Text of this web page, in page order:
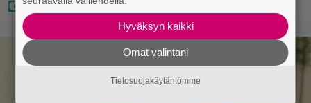
Hyväksyn kaikki
Omat valintani
Tietosuojakäytäntömme